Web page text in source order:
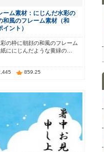
ーム素材：にじんだ水彩の
和風のフレーム素材（和
イント）
の枠に朝顔の和風のフレーム
ににじんだような黄緑の…
859.25